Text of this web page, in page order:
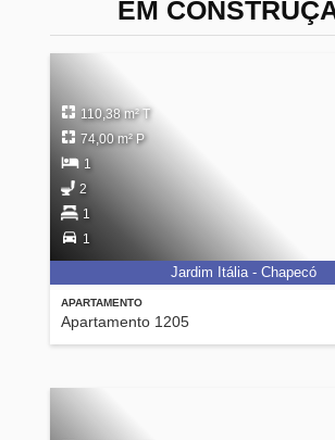
EM
APARTAMENTO
Apartamento 1205
110,38 m² T
74,00 m² P
1
2
1
1
Jardim Itália - Chapecó